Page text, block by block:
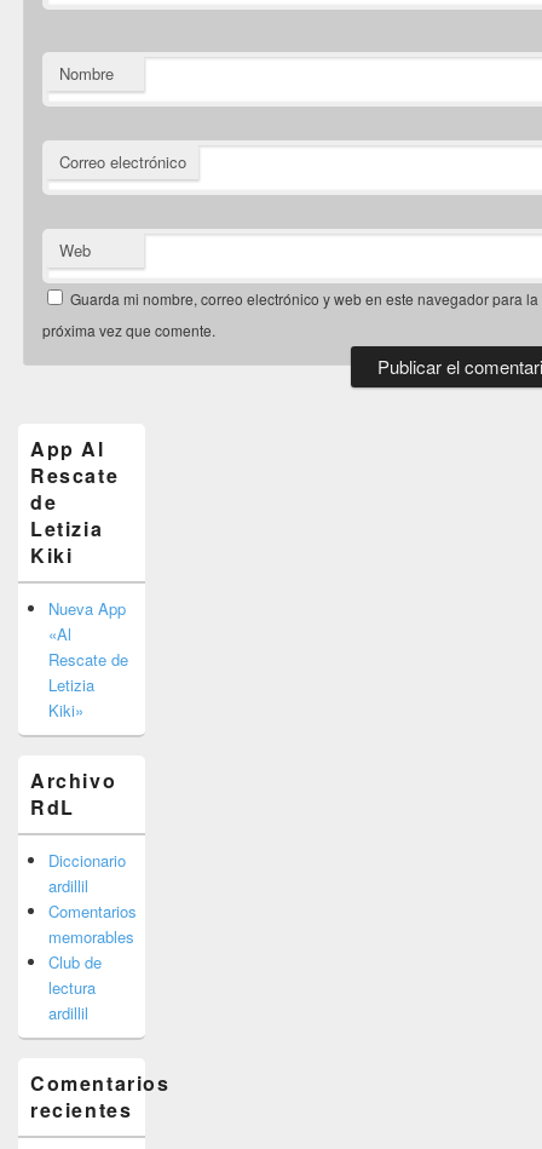
Nombre
Correo electrónico
Web
Guarda mi nombre, correo electrónico y web en este navegador para la
próxima vez que comente.
widget
barra
lateral
primaria
App Al
Rescate
de
Letizia
Kiki
Nueva App
«Al
Rescate de
Letizia
Kiki»
Archivo
RdL
Diccionario
ardillil
Comentarios
memorables
Club de
lectura
ardillil
Comentarios
recientes